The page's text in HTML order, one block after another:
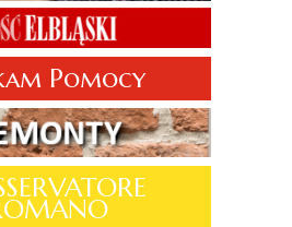
Pomocy